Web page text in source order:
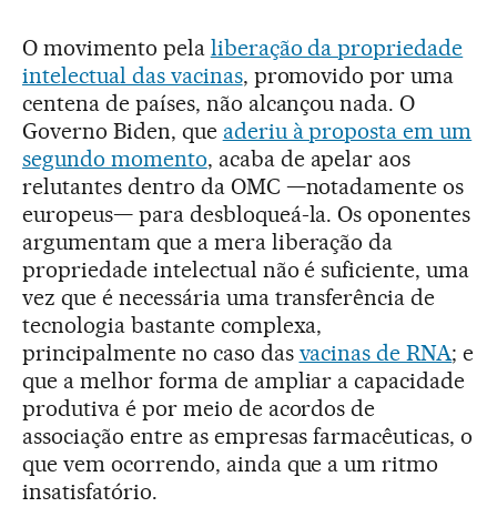
O movimento pela liberação da propriedade
intelectual das vacinas, promovido por uma
centena de países, não alcançou nada. O
Governo Biden, que aderiu à proposta em um
segundo momento, acaba de apelar aos
relutantes dentro da OMC —notadamente os
europeus— para desbloqueá-la. Os oponentes
argumentam que a mera liberação da
propriedade intelectual não é suficiente, uma
vez que é necessária uma transferência de
tecnologia bastante complexa,
principalmente no caso das vacinas de RNA; e
que a melhor forma de ampliar a capacidade
produtiva é por meio de acordos de
associação entre as empresas farmacêuticas, o
que vem ocorrendo, ainda que a um ritmo
insatisfatório.